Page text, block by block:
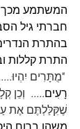
המשתמע מכך
חברתי גיל
בהתרת
התרת קללות
מֻתָּרִים יִהְיוּ
רָעִים..... וְכֵן
שֶׁקִּלַּלְתֶּם אֶת
משהו ברוח